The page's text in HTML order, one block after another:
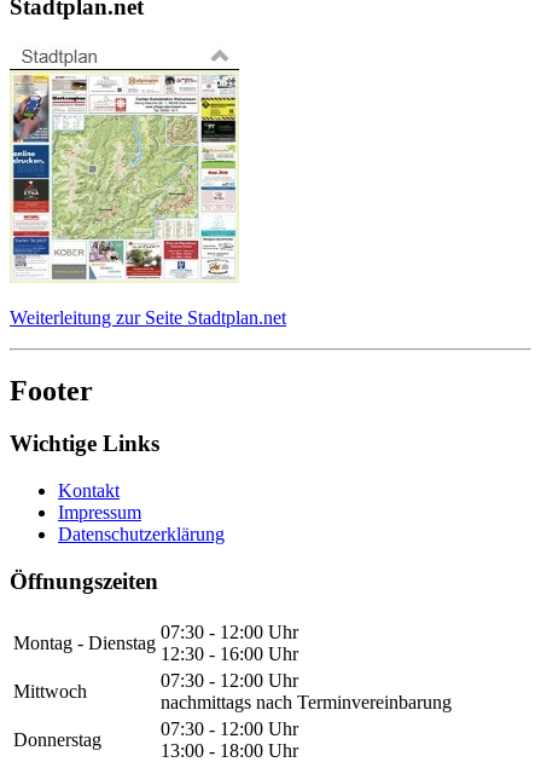
Stadtplan.net
Weiterleitung zur Seite Stadtplan.net
Footer
Wichtige Links
Kontakt
Impressum
Datenschutzerklärung
Öffnungszeiten
Montag - Dienstag
07:30 - 12:00 Uhr
12:30 - 16:00 Uhr
Mittwoch
07:30 - 12:00 Uhr
nachmittags nach Terminvereinbarung
Donnerstag
07:30 - 12:00 Uhr
13:00 - 18:00 Uhr